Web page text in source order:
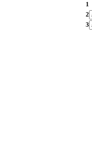
1
2
3